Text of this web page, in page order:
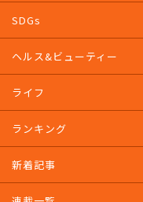
SDGs
ヘルス&ビューティー
ライフ
ランキング
新着記事